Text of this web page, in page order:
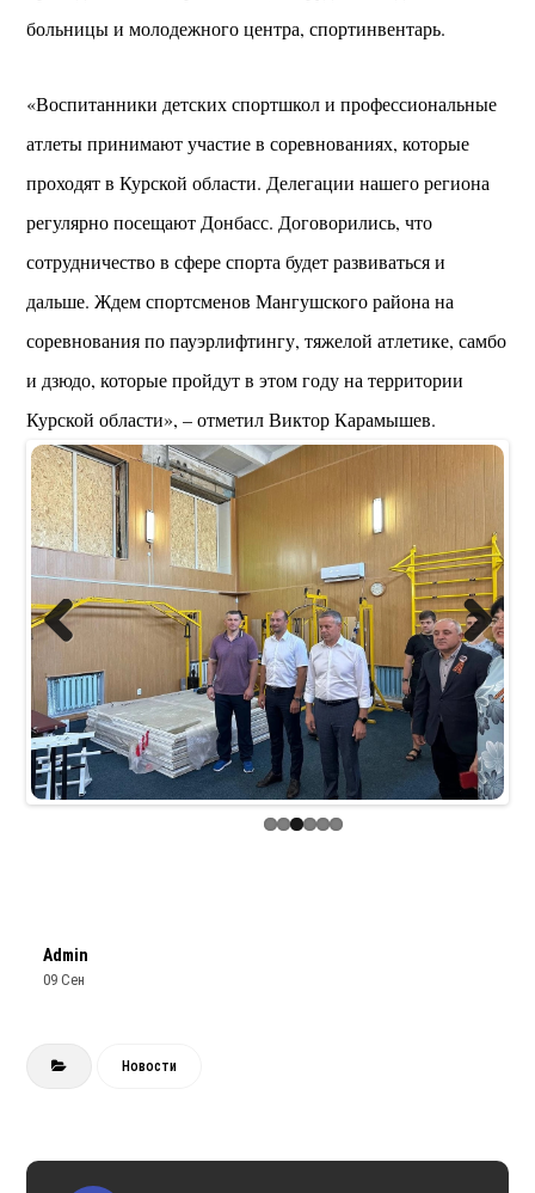
больницы и молодежного центра, спортинвентарь.
«Воспитанники детских спортшкол и профессиональные
атлеты принимают участие в соревнованиях, которые
проходят в Курской области. Делегации нашего региона
регулярно посещают Донбасс. Договорились, что
сотрудничество в сфере спорта будет развиваться и
дальше. Ждем спортсменов Мангушского района на
соревнования по пауэрлифтингу, тяжелой атлетике, самбо
и дзюдо, которые пройдут в этом году на территории
Курской области», – отметил Виктор Карамышев.
Previous Next
Admin
09 Сен
Новости